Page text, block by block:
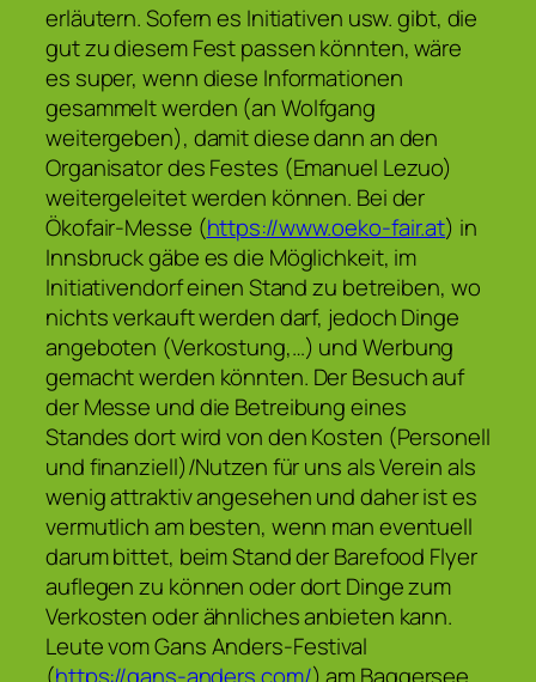
erläutern. Sofern es Initiativen usw. gibt, die
gut zu diesem Fest passen könnten, wäre
es super, wenn diese Informationen
gesammelt werden (an Wolfgang
weitergeben), damit diese dann an den
Organisator des Festes (Emanuel Lezuo)
weitergeleitet werden können. Bei der
Ökofair-Messe (https://www.oeko-fair.at) in
Innsbruck gäbe es die Möglichkeit, im
Initiativendorf einen Stand zu betreiben, wo
nichts verkauft werden darf, jedoch Dinge
angeboten (Verkostung,…) und Werbung
gemacht werden könnten. Der Besuch auf
der Messe und die Betreibung eines
Standes dort wird von den Kosten (Personell
und finanziell)/Nutzen für uns als Verein als
wenig attraktiv angesehen und daher ist es
vermutlich am besten, wenn man eventuell
darum bittet, beim Stand der Barefood Flyer
auflegen zu können oder dort Dinge zum
Verkosten oder ähnliches anbieten kann.
Leute vom Gans Anders-Festival